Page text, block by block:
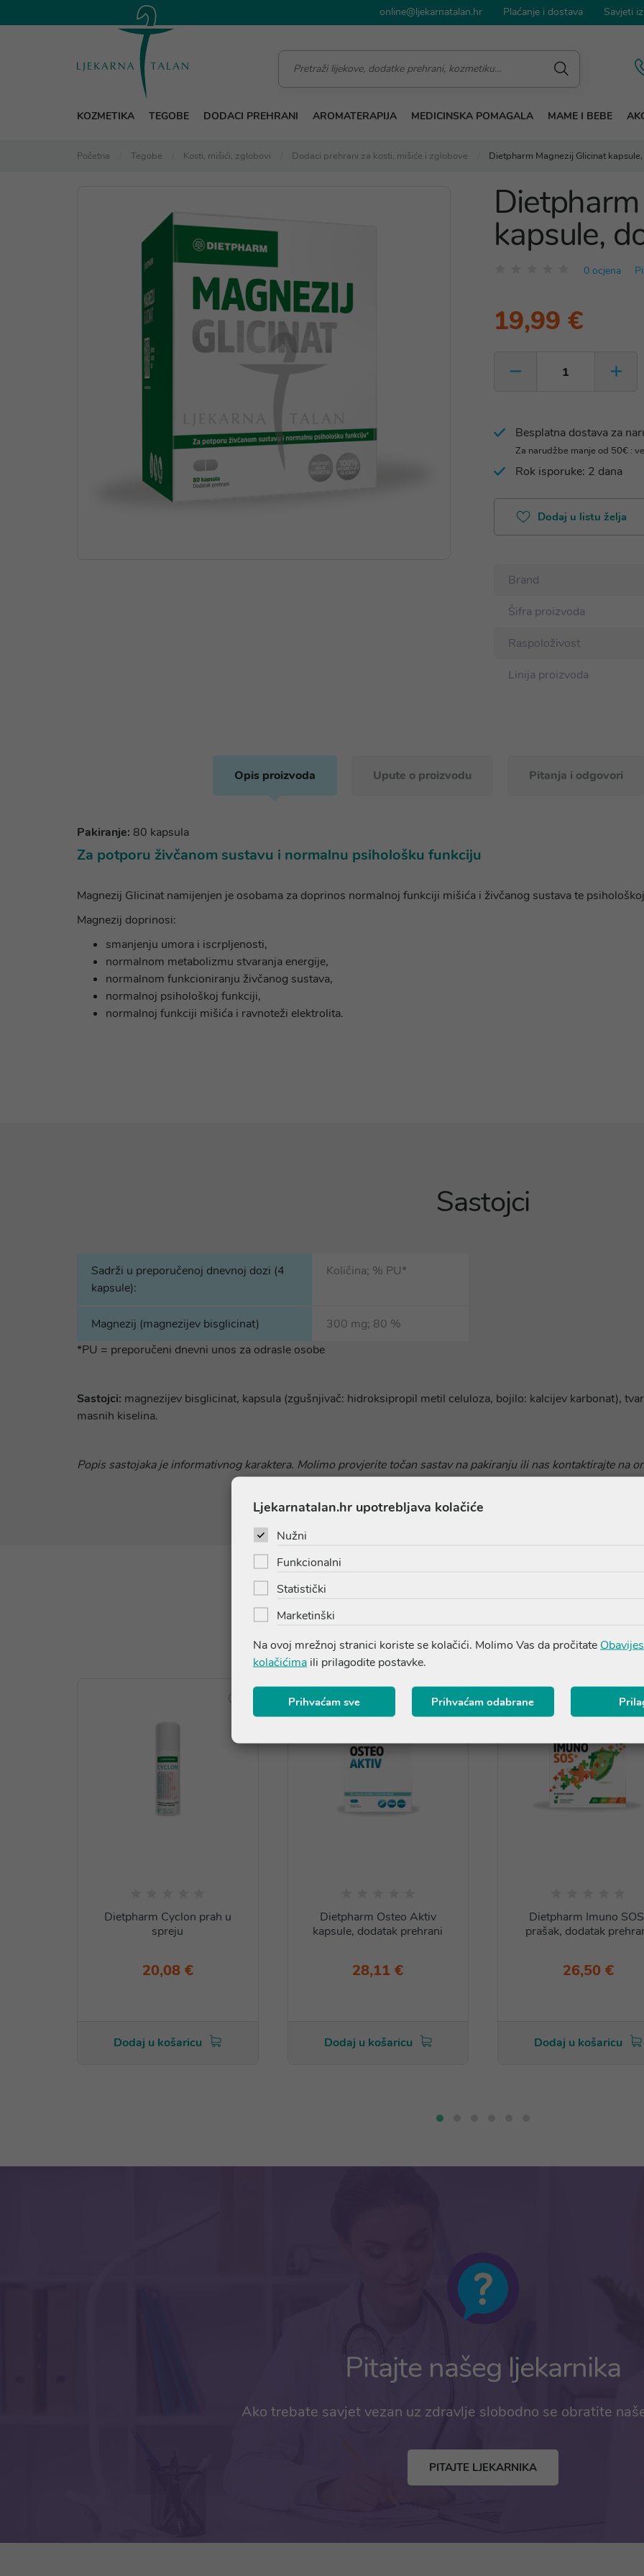
online@ljekarnatalan.hr Plaćanje i dostava Savjeti
KOZMETIKA TEGOBE DODACI PREHRANI AROMATERAPIJA MEDICINSKA POMAGALA MAME I BEBE
Početna Tegobe Kosti, mišići, zglobovi Dodaci prehrani za kosti, mišiće i zglobove Dietpharm Magnezij Glicinat
kapsule,
0 ocjena
19,99 €
Besplatna dostava za
Za narudžbe manje od 50€ :
Rok isporuke: 2 dana
Dodaj u listu želja
Brand
Šifra proizvoda
Raspoloživost
Linija proizvoda
Opis proizvoda Upute o proizvodu Pitanja i odgovori
Pakiranje: 80 kapsula
Za potporu živčanom sustavu i normalnu psihološku funkciju
Magnezij Glicinat namijenjen je osobama za doprinos normalnoj funkciji mišića i živčanog sustava te
Magnezij doprinosi:
smanjenju umora i iscrpljenosti,
normalnom metabolizmu stvaranja energije,
normalnom funkcioniranju živčanog sustava,
normalnoj psihološkoj funkciji,
normalnoj funkciji mišića i ravnoteži elektrolita.
Sastojci
Sadrži u preporučenoj dnevnoj dozi (4
kapsule):
Količina; % PU*
Magnezij (magnezijev bisglicinat)
300 mg; 80 %
*PU = preporučeni dnevni unos za odrasle osobe
Sastojci: magnezijev bisglicinat, kapsula (zgušnjivač: hidroksipropil metil celuloza, bojilo: kalcijev karbonat),
masnih kiselina.
Popis sastojaka je informativnog karaktera. Molimo provjerite točan sastav na pakiranju ili nas kontaktirajte na
Dietpharm Cyclon prah u
spreju
20,08 €
Dodaj u košaricu
Dietpharm Osteo Aktiv
kapsule, dodatak prehrani
28,11 €
Dodaj u košaricu
Dietpharm Imuno
prašak, dodatak
26,50 €
Dodaj u košaricu
Pitajte našeg ljekarnika
Ako trebate savjet vezan uz zdravlje slobodno se obratite
PITAJTE LJEKARNIKA
Ljekarnatalan.hr upotrebljava kolačiće
Nužni
Funkcionalni
Statistički
Marketinški
Na ovoj mrežnoj stranici koriste se kolačići. Molimo Vas da pročitate
kolačićima ili prilagodite postavke.
Prihvaćam sve Prihvaćam odabrane